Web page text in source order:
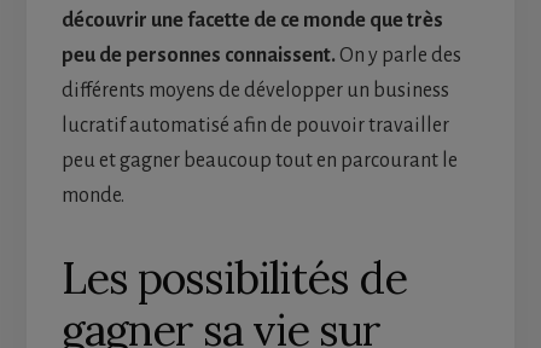
découvrir une facette de ce monde que très
peu de personnes connaissent. On y parle des
différents moyens de développer un business
lucratif automatisé afin de pouvoir travailler
peu et gagner beaucoup tout en parcourant le
monde.
Les possibilités de
gagner sa vie sur